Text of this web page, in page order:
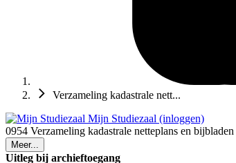
Verzameling kadastrale nett...
Mijn Studiezaal (inloggen)
0954 Verzameling kadastrale netteplans en bijbladen
Meer...
Uitleg bij archieftoegang